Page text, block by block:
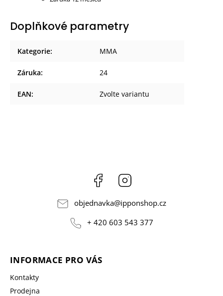
Doplňkové parametry
Kategorie: MMA
Záruka: 24
EAN: Zvolte variantu
Facebook
objednavka@ipponshop.cz
+ 420 603 543 377
INFORMACE PRO VÁS
Kontakty
Prodejna